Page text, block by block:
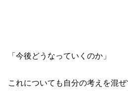
「今後どうなっていくのか」
これについても自分の考えを混ぜ